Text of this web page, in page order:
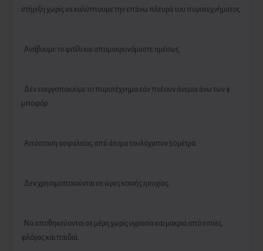
στήριξη χωρίς να καλύπτουμε την επάνω πλευρά του πυροτεχνήματος.
· Ανάβουμε το φιτίλι και απομακρυνόμαστε αμέσως.
· Δεν ενεργοποιούμε το πυροτέχνημα εάν πνέουν άνεμοι άνω των 4
μποφόρ.
· Απόσταση ασφαλείας από άτομα τουλάχιστον 50μέτρα.
· Δεν χρησιμοποιούνται σε ώρες κοινής ησυχίας.
· Να αποθηκεύονται σε μέρη χωρίς υγρασία και μακριά από εστίες
φλόγας και παιδιά.